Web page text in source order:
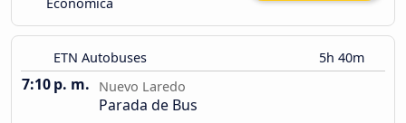
ETN Autobuses 5h 40m
7:10 p. m. Nuevo Laredo
Parada de Bus